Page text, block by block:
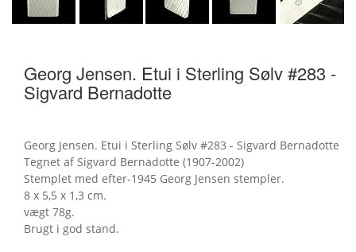
Georg Jensen. Etui i Sterling Sølv #283 -
Sigvard Bernadotte
Georg Jensen. Etui i Sterling Sølv #283 - Sigvard Bernadotte
Tegnet af Sigvard Bernadotte (1907-2002)
Stemplet med efter-1945 Georg Jensen stempler.
8 x 5,5 x 1,3 cm.
vægt 78g.
Brugt i god stand.